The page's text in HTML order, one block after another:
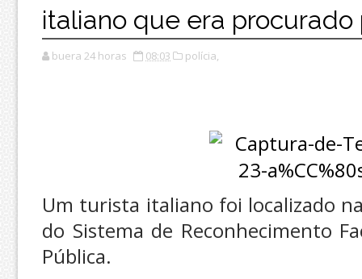
italiano que era
buera 24 horas 08:03 polícia,
Um turista italiano foi localizado
do Sistema de Reconhecimento
Pública.